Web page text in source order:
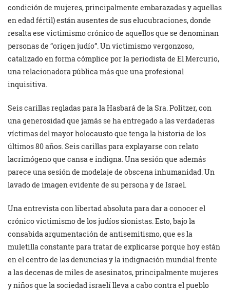
condición de mujeres, principalmente embarazadas y aquellas
en edad fértil) están ausentes de sus elucubraciones, donde
resalta ese victimismo crónico de aquellos que se denominan
personas de “origen judío”. Un victimismo vergonzoso,
catalizado en forma cómplice por la periodista de El Mercurio,
una relacionadora pública más que una profesional
inquisitiva.
Seis carillas regladas para la Hasbará de la Sra. Politzer, con
una generosidad que jamás se ha entregado a las verdaderas
víctimas del mayor holocausto que tenga la historia de los
últimos 80 años. Seis carillas para explayarse con relato
lacrimógeno que cansa e indigna. Una sesión que además
parece una sesión de modelaje de obscena inhumanidad. Un
lavado de imagen evidente de su persona y de Israel.
Una entrevista con libertad absoluta para dar a conocer el
crónico victimismo de los judíos sionistas. Esto, bajo la
consabida argumentación de antisemitismo, que es la
muletilla constante para tratar de explicarse porque hoy están
en el centro de las denuncias y la indignación mundial frente
a las decenas de miles de asesinatos, principalmente mujeres
y niños que la sociedad israelí lleva a cabo contra el pueblo